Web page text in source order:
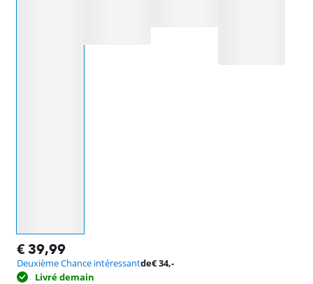
€ 39,99
Deuxième Chance intéressantde€34,-
Livré demain